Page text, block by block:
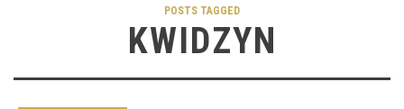
POSTS TAGGED
KWIDZYN